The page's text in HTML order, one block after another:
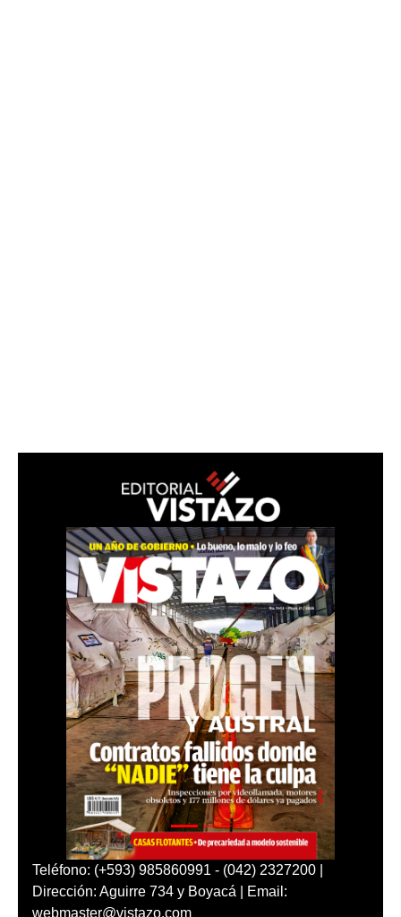
Teléfono: (+593) 985860991 - (042) 2327200 |
Dirección: Aguirre 734 y Boyacá | Email:
webmaster@vistazo.com